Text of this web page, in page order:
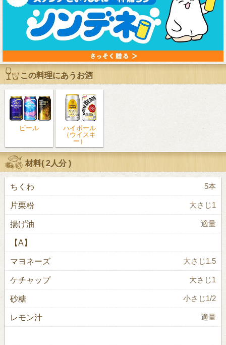
この料理にあうお酒
ビール
ハイボール
（ウイスキ
ー）
材料(2人分)
ちくわ 5本
片栗粉 大さじ1
揚げ油 適量
【A】
マヨネーズ 大さじ1.5
ケチャップ 大さじ1
砂糖 小さじ1/2
レモン汁 適量